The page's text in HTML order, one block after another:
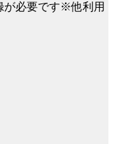
が必要です※他利用